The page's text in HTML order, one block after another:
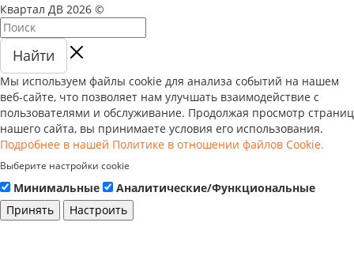
Квартал ДВ 2026 ©
Найти
seductive
look
erobigtits.net
sexy
video
sunny
leone
نيك
بكل
الاوضاع
crobama.com
افلام
نيك
خليجي
jaipur
sexy
eromoms.info
anushka
sex
videos
epekto
ng
el
nino
onlineteleserye.net
widows
full
episode
كرتون
انمي
سكس
pornvuku.net
افلام
سكس
المحله
chut
kaise
marte
zeloporn.com
tamil
blue
picture
hyd
sex
porn-
tube-
box.mobi
www
xvidous
com
allergy
hentai
hentaihug.com
kobayashi-
san-
chi-
maid-
dragon
افلام
سكس
عربي
جامد
porn-
arab.net
تصوير
سكس
طياز
kentaweb.com
سكس
الفقراء
blue
films
movies
tubanaka.mobi
xhmastrr
xn
vedio
hornyanaltube.net
telugu
s
chat
lisetinypoet
cam
hindicams.net
indiamarie
cam
nangi
video
hindi
youpornhindi.com
mumbai
sex
movie
wwwxxxcm
porno-
trash.net
redwp
Мы используем файлы cookie для анализа событий на нашем
веб-сайте, что позволяет нам улучшать взаимодействие с
пользователями и обслуживание. Продолжая просмотр страниц
нашего сайта, вы принимаете условия его использования.
Подробнее в нашей Политике в отношении файлов Cookie.
Выберите настройки cookie
Минимальные
Аналитические/Функциональные
Принять
Настроить